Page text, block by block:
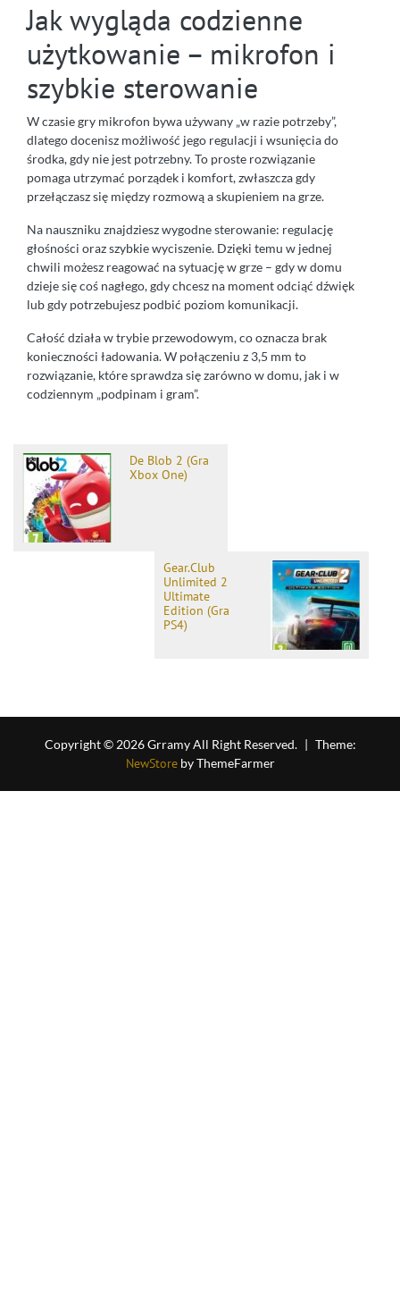
Jak wygląda codzienne
użytkowanie – mikrofon i
szybkie sterowanie
W czasie gry mikrofon bywa używany „w razie potrzeby”,
dlatego docenisz możliwość jego regulacji i wsunięcia do
środka, gdy nie jest potrzebny. To proste rozwiązanie
pomaga utrzymać porządek i komfort, zwłaszcza gdy
przełączasz się między rozmową a skupieniem na grze.
Na nauszniku znajdziesz wygodne sterowanie: regulację
głośności oraz szybkie wyciszenie. Dzięki temu w jednej
chwili możesz reagować na sytuację w grze – gdy w domu
dzieje się coś nagłego, gdy chcesz na moment odciąć dźwięk
lub gdy potrzebujesz podbić poziom komunikacji.
Całość działa w trybie przewodowym, co oznacza brak
konieczności ładowania. W połączeniu z 3,5 mm to
rozwiązanie, które sprawdza się zarówno w domu, jak i w
codziennym „podpinam i gram”.
De Blob 2 (Gra
Xbox One)
Gear.Club
Unlimited 2
Ultimate
Edition (Gra
PS4)
Copyright © 2026 Grramy All Right Reserved. | Theme:
NewStoreby ThemeFarmer